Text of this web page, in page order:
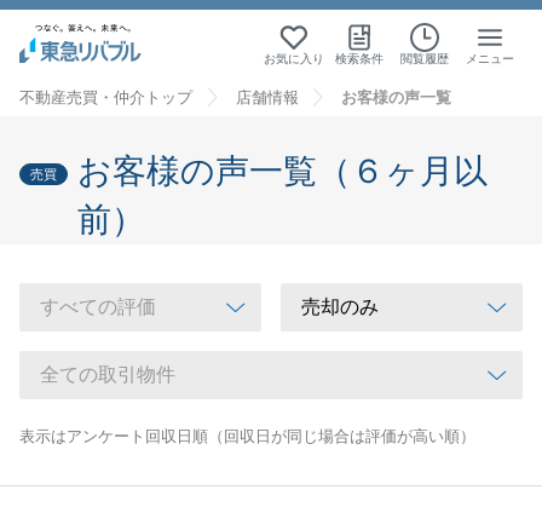
お気に入り 検索条件 閲覧履歴 メニュー
不動産売買・仲介トップ 店舗情報 お客様の声一覧
売買
お客様の声一覧（６ヶ月以
前）
表示はアンケート回収日順（回収日が同じ場合は評価が高い順）